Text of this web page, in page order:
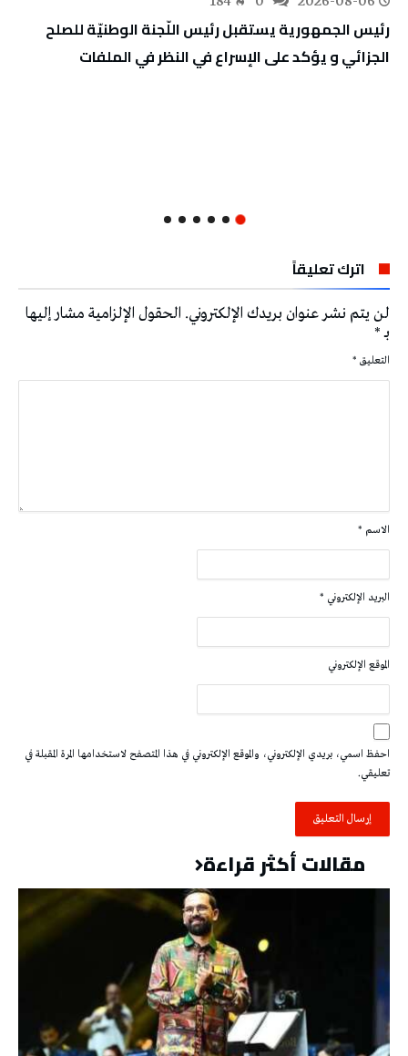
رئيس الجمهورية يستقبل رئيس اللّجنة الوطنيّة للصلح
الجزائي و يؤكد على الإسراع في النظر في الملفات
اترك تعليقاً
لن يتم نشر عنوان بريدك الإلكتروني. الحقول الإلزامية مشار إليها
بـ*
التعليق *
الاسم *
البريد الإلكتروني *
الموقع الإلكتروني
احفظ اسمي، بريدي الإلكتروني، والموقع الإلكتروني في هذا المتصفح لاستخدامها المرة المقبلة في
تعليقي.
مقالات أكثر قراءة